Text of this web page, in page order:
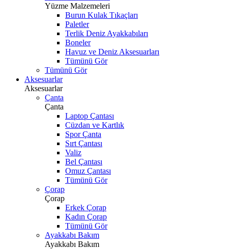
Yüzme Malzemeleri
Burun Kulak Tıkaçları
Paletler
Terlik Deniz Ayakkabıları
Boneler
Havuz ve Deniz Aksesuarları
Tümünü Gör
Tümünü Gör
Aksesuarlar
Aksesuarlar
Çanta
Çanta
Laptop Çantası
Cüzdan ve Kartlık
Spor Çanta
Sırt Çantası
Valiz
Bel Çantası
Omuz Çantası
Tümünü Gör
Çorap
Çorap
Erkek Çorap
Kadın Çorap
Tümünü Gör
Ayakkabı Bakım
Ayakkabı Bakım